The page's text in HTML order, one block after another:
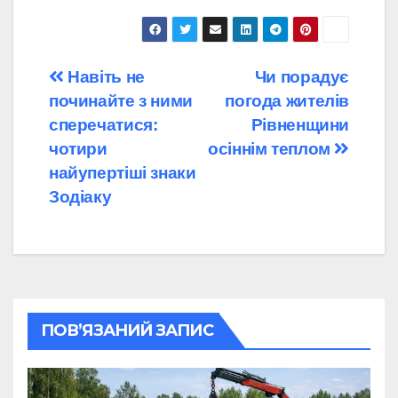
Навігація
записів
Чи порадує
погода жителів
Рівненщини
осіннім теплом
Навіть не
починайте з ними
сперечатися:
чотири
найупертіші знаки
Зодіаку
ПОВ’ЯЗАНИЙ ЗАПИС